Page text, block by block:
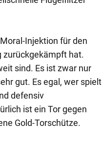
Injektion für den
zurückgekämpft hat.
sind. Es ist zwar nur
gut. Es egal, wer spielt
defensiv
ist ein Tor gegen
Gold-Torschütze.